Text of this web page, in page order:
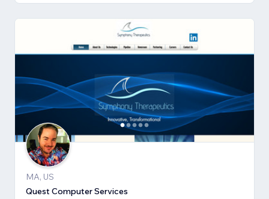
MA, US
Quest Computer Services